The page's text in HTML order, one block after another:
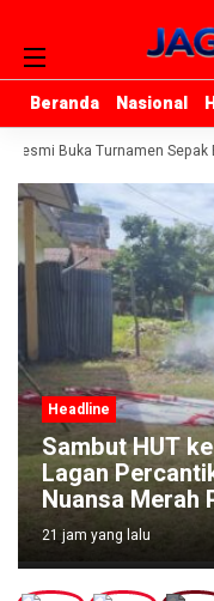
Beranda Nasional
Beranda Nasional
Buka Turnamen Sepak
Headline
Sambut HUT
Lagan
Nuansa Merah
21 jam yang lalu